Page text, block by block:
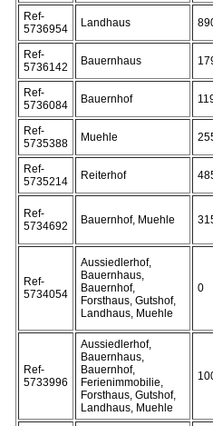
Ref-
5736954
Landhaus
Ref-
5736142
Bauernhaus
Ref-
5736084
Bauernhof
Ref-
5735388
Muehle
Ref-
5735214
Reiterhof
Ref-
5734692
Bauernhof, Muehle
Ref-
5734054
Aussiedlerhof,
Bauernhaus,
Bauernhof,
Forsthaus, Gutshof,
Landhaus, Muehle
0
Ref-
5733996
Aussiedlerhof,
Bauernhaus,
Bauernhof,
Ferienimmobilie,
Forsthaus, Gutshof,
Landhaus, Muehle